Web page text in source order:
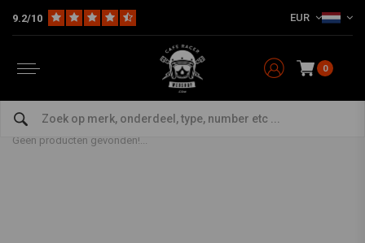
9.2/10 EUR
0
Producten getagd met app
Home Tags app
Geen producten gevonden!...